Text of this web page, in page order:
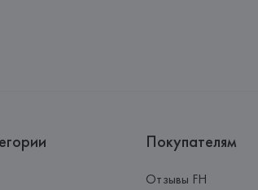
Покупателям
Отзывы FH